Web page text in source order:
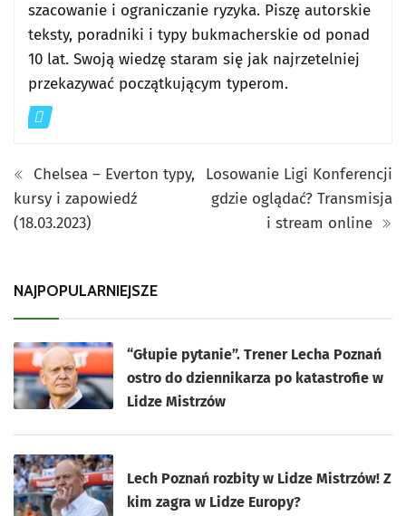
szacowanie i ograniczanie ryzyka. Piszę autorskie
teksty, poradniki i typy bukmacherskie od ponad
10 lat. Swoją wiedzę staram się jak najrzetelniej
przekazywać początkującym typerom.
Chelsea – Everton typy,
kursy i zapowiedź
(18.03.2023)
Losowanie Ligi Konferencji
gdzie oglądać? Transmisja
i stream online
NAJPOPULARNIEJSZE
“Głupie pytanie”. Trener Lecha Poznań
ostro do dziennikarza po katastrofie w
Lidze Mistrzów
Lech Poznań rozbity w Lidze Mistrzów! Z
kim zagra w Lidze Europy?